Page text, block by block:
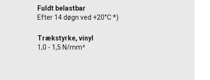
Fuldt belastbar
Efter 14 døgn ved +20°C *)
Trækstyrke, vinyl
1,0 - 1,5 N/mm²